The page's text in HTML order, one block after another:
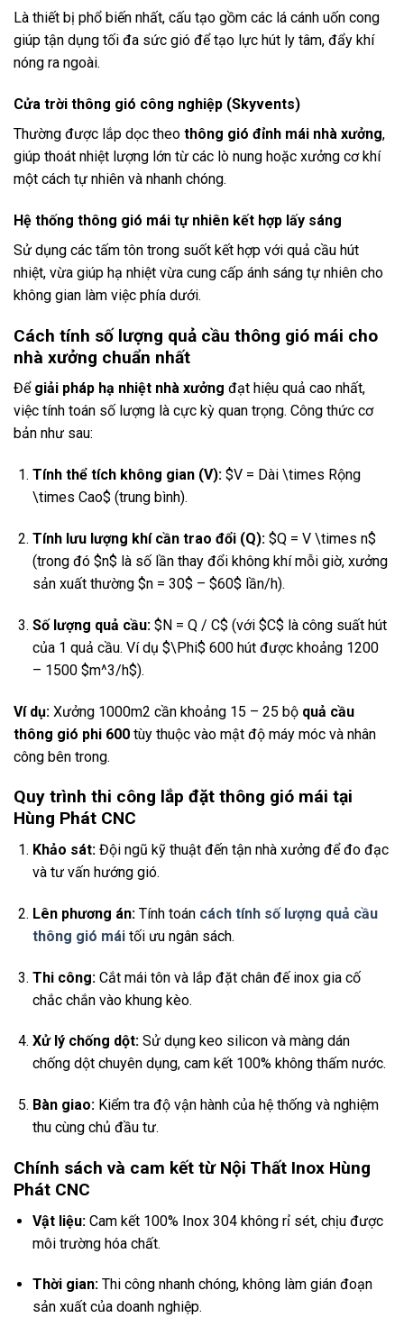
Là thiết bị phổ biến nhất, cấu tạo gồm các lá cánh uốn cong
giúp tận dụng tối đa sức gió để tạo lực hút ly tâm, đẩy khí
nóng ra ngoài.
Cửa trời thông gió công nghiệp (Skyvents)
Thường được lắp dọc theo thông gió đỉnh mái nhà xưởng,
giúp thoát nhiệt lượng lớn từ các lò nung hoặc xưởng cơ khí
một cách tự nhiên và nhanh chóng.
Hệ thống thông gió mái tự nhiên kết hợp lấy sáng
Sử dụng các tấm tôn trong suốt kết hợp với quả cầu hút
nhiệt, vừa giúp hạ nhiệt vừa cung cấp ánh sáng tự nhiên cho
không gian làm việc phía dưới.
Cách tính số lượng quả cầu thông gió mái cho
nhà xưởng chuẩn nhất
Để giải pháp hạ nhiệt nhà xưởng đạt hiệu quả cao nhất,
việc tính toán số lượng là cực kỳ quan trọng. Công thức cơ
bản như sau:
Tính thể tích không gian (V): $V = Dài \times Rộng
\times Cao$ (trung bình).
Tính lưu lượng khí cần trao đổi (Q): $Q = V \times n$
(trong đó $n$ là số lần thay đổi không khí mỗi giờ, xưởng
sản xuất thường $n = 30$ – $60$ lần/h).
Số lượng quả cầu: $N = Q / C$ (với $C$ là công suất hút
của 1 quả cầu. Ví dụ $\Phi$ 600 hút được khoảng 1200
– 1500 $m^3/h$).
Ví dụ: Xưởng 1000m2 cần khoảng 15 – 25 bộ quả cầu
thông gió phi 600 tùy thuộc vào mật độ máy móc và nhân
công bên trong.
Quy trình thi công lắp đặt thông gió mái tại
Hùng Phát CNC
Khảo sát:Đội ngũ kỹ thuật đến tận nhà xưởng để đo đạc
và tư vấn hướng gió.
Lên phương án:Tính toán cách tính số lượng quả cầu
thông gió máitối ưu ngân sách.
Thi công:Cắt mái tôn và lắp đặt chân đế inox gia cố
chắc chắn vào khung kèo.
Xử lý chống dột:Sử dụng keo silicon và màng dán
chống dột chuyên dụng, cam kết 100% không thấm nước.
Bàn giao:Kiểm tra độ vận hành của hệ thống và nghiệm
thu cùng chủ đầu tư.
Chính sách và cam kết từ Nội Thất Inox Hùng
Phát CNC
Vật liệu:Cam kết 100% Inox 304 không rỉ sét, chịu được
môi trường hóa chất.
Thời gian:Thi công nhanh chóng, không làm gián đoạn
sản xuất của doanh nghiệp.